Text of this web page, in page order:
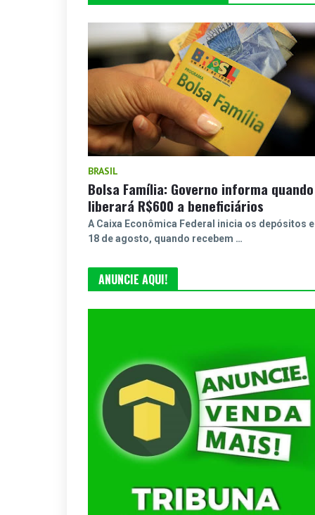
BRASIL
Bolsa Família: Governo informa quando
liberará R$600 a beneficiários
A Caixa Econômica Federal inicia os depósitos
18 de agosto, quando recebem …
ANUNCIE AQUI!